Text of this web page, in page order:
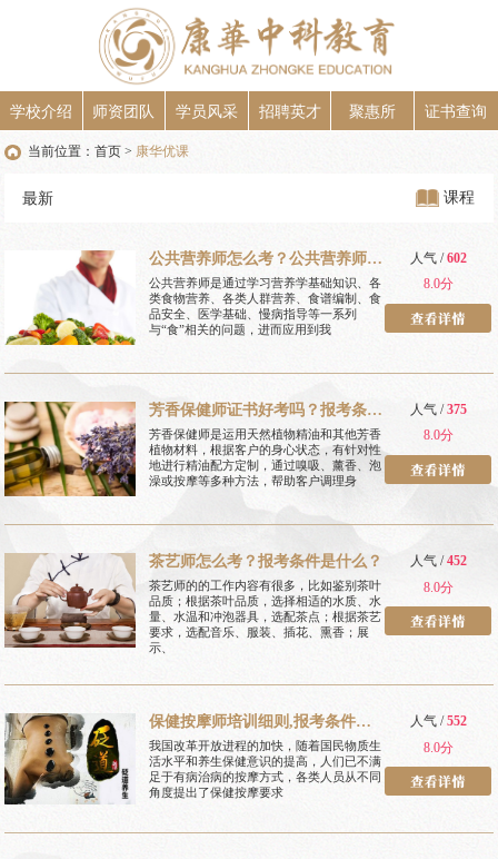
学校介绍 师资团队 学员风采 招聘英才 聚惠所 证书查询
当前位置： 首页> 康华优课
最新 课程
公共营养师怎么考？公共营养师报
考条件？
公共营养师是通过学习营养学基础知识、各
类食物营养、各类人群营养、食谱编制、食
品安全、医学基础、慢病指导等一系列
与“食”相关的问题，进而应用到我
人气 /602
8.0分
芳香保健师证书好考吗？报考条件
是什么？
芳香保健师是运用天然植物精油和其他芳香
植物材料，根据客户的身心状态，有针对性
地进行精油配方定制，通过嗅吸、薰香、泡
澡或按摩等多种方法，帮助客户调理身
人气 /375
8.0分
茶艺师怎么考？报考条件是什么？
茶艺师的的工作内容有很多，比如鉴别茶叶
品质；根据茶叶品质，选择相适的水质、水
量、水温和冲泡器具，选配茶点；根据茶艺
要求，选配音乐、服装、插花、熏香；展
示、
人气 /452
8.0分
保健按摩师培训细则,报考条件有
哪些
我国改革开放进程的加快，随着国民物质生
活水平和养生保健意识的提高，人们已不满
足于有病治病的按摩方式，各类人员从不同
角度提出了保健按摩要求
人气 /552
8.0分